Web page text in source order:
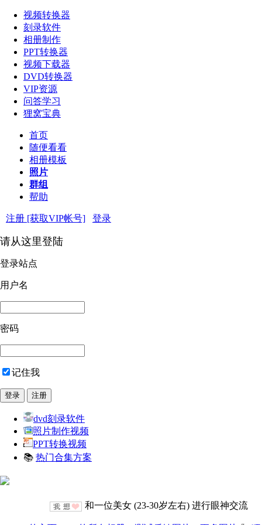
视频转换器
刻录软件
相册制作
PPT转换器
视频下载器
DVD转换器
VIP资源
问答学习
狸窝宝典
首页
随便看看
相册模板
照片
群组
帮助
注册 [获取VIP帐号] 登录
请从这里登陆
登录站点
用户名
密码
记住我
dvd刻录软件
照片制作视频
PPT转换视频
📚 热门合集方案
和一位美女 (23-30岁左右) 进行眼神交流